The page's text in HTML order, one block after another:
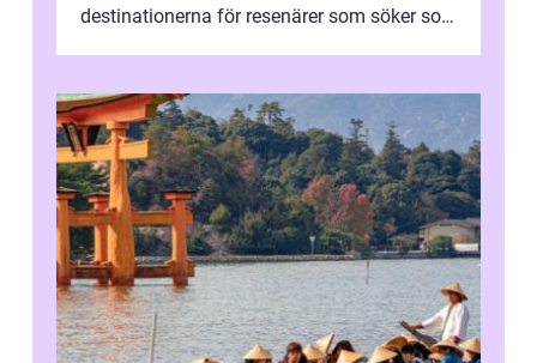
destinationerna för resenärer som söker sol,